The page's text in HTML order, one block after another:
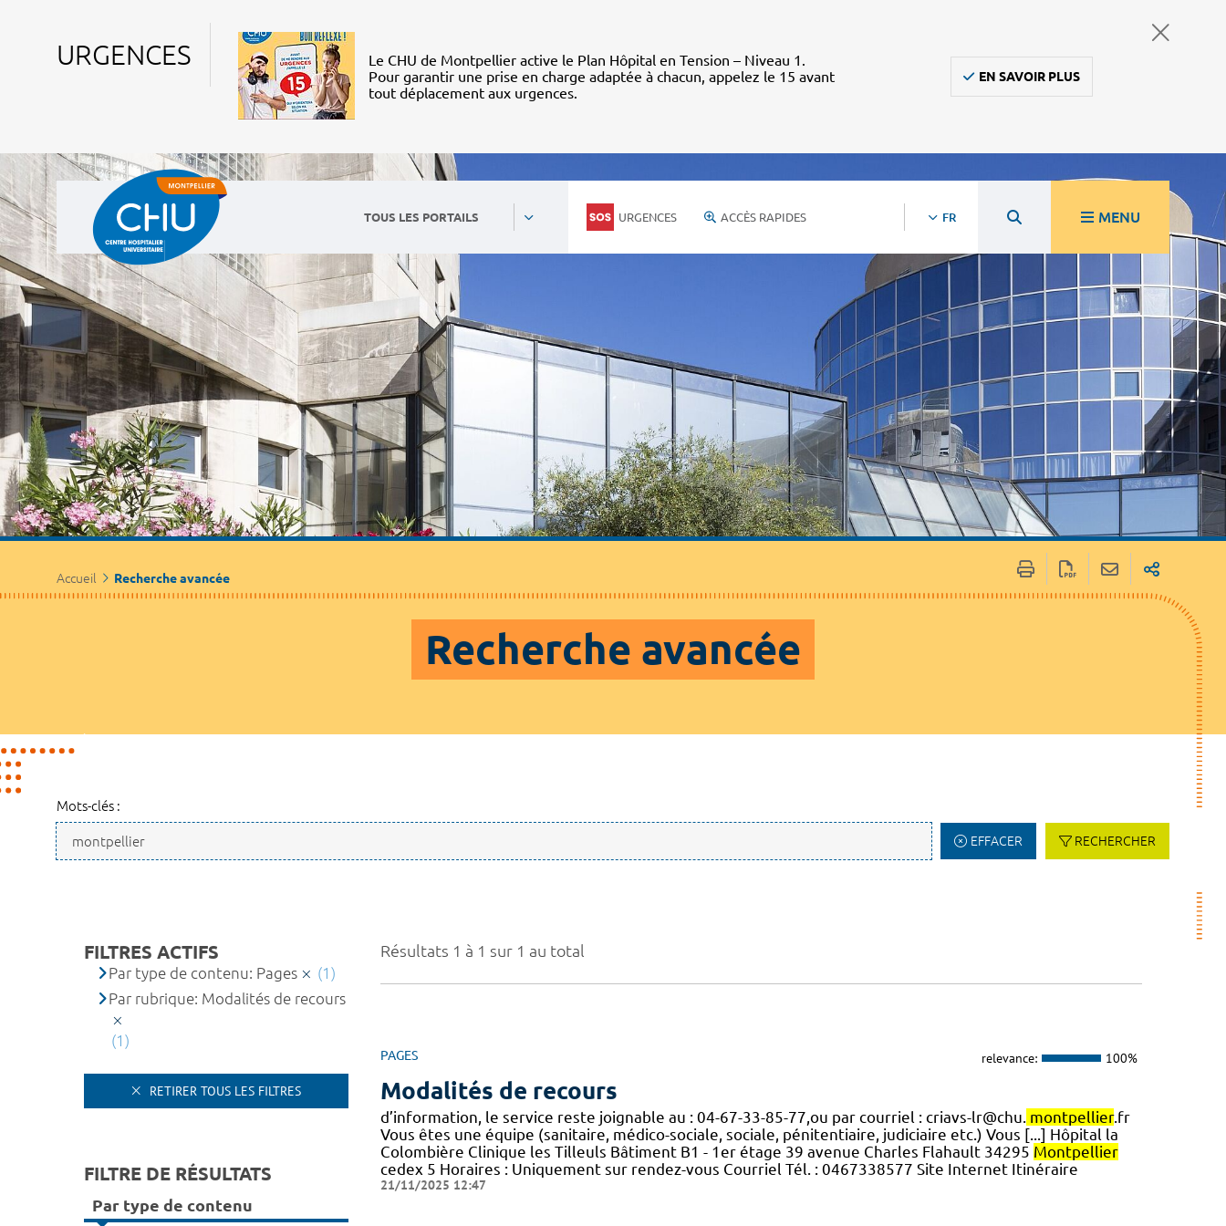
URGENCES
Le CHU de Montpellier active le Plan Hôpital en Tension – Niveau 1.
Pour garantir une prise en charge adaptée à chacun, appelez le 15 avant
tout déplacement aux urgences.
EN SAVOIR PLUS
TOUS LES PORTAILS URGENCES ACCÈS RAPIDES FR MENU
Accueil Recherche avancée
Recherche avancée
Mots-clés :
EFFACER RECHERCHER
Résultats 1 à 1 sur 1 au total
PAGES relevance: 100%
Modalités de recours
d’information, le service reste joignable au : 04-67-33-85-77,ou par courriel : criavs-lr@chu. montpellier.fr
Vous êtes une équipe (sanitaire, médico-sociale, sociale, pénitentiaire, judiciaire etc.) Vous [...] Hôpital la
Colombière Clinique les Tilleuls Bâtiment B1 - 1er étage 39 avenue Charles Flahault 34295 Montpellier
cedex 5 Horaires : Uniquement sur rendez-vous Courriel Tél. : 0467338577 Site Internet Itinéraire
21/11/2025 12:47
FILTRES ACTIFS
Par type de contenu: Pages
(1)
Par rubrique: Modalités de recours
(1)
RETIRER TOUS LES FILTRES
FILTRE DE RÉSULTATS
Par type de contenu